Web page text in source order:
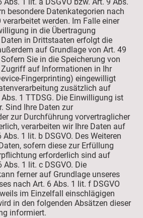
besondere Datenkategorien nach
verarbeitet werden. Im Falle einer
in die Übertragung
in Drittstaaten erfolgt die
auf Grundlage von Art. 49
Sie in die Speicherung von
Zugriff auf Informationen in Ihr
Fingerprinting) eingewilligt
zusätzlich auf
1 TTDSG. Die Einwilligung ist
Sind Ihre Daten zur
zur Durchführung vorvertraglicher
verarbeiten wir Ihre Daten auf
1 lit. b DSGVO. Des Weiteren
sofern diese zur Erfüllung
erforderlich sind auf
1 lit. c DSGVO. Die
ferner auf Grundlage unseres
nach Art. 6 Abs. 1 lit. f DSGVO
im Einzelfall einschlägigen
in den folgenden Absätzen dieser
informiert.